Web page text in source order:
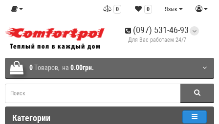
Язык
0
0
(097) 531-46-93
Для Вас работаем 24/7
0Tоваров, на 0.00грн.
Категории